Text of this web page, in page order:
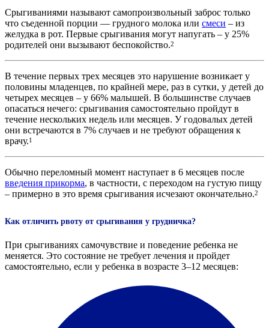
Срыгиваниями называют самопроизвольный заброс только
что съеденной порции — грудного молока или смеси – из
желудка в рот. Первые срыгивания могут напугать – у 25%
родителей они вызывают беспокойство.2
В течение первых трех месяцев это нарушение возникает у
половины младенцев, по крайней мере, раз в сутки, у детей до
четырех месяцев – у 66% малышей. В большинстве случаев
опасаться нечего: срыгивания самостоятельно пройдут в
течение нескольких недель или месяцев. У годовалых детей
они встречаются в 7% случаев и не требуют обращения к
врачу.1
Обычно переломный момент наступает в 6 месяцев после
введения прикорма, в частности, с переходом на густую пищу
– примерно в это время срыгивания исчезают окончательно.2
Как отличить рвоту от срыгивания у грудничка?
При срыгиваниях самочувствие и поведение ребенка не
меняется. Это состояние не требует лечения и пройдет
самостоятельно, если у ребенка в возрасте 3–12 месяцев: